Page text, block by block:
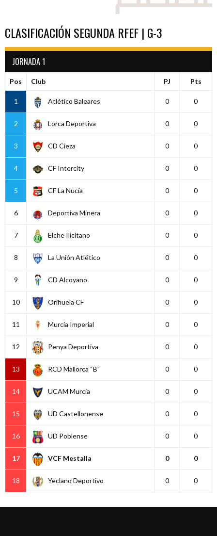
CLASIFICACIÓN SEGUNDA RFEF | G-3
JORNADA 1
Pos Club PJ Pts
1 Atlético Baleares 0 0
2 Lorca Deportiva 0 0
3 CD Cieza 0 0
4 CF Intercity 0 0
5 CF La Nucía 0 0
6 Deportiva Minera 0 0
7 Elche Ilicitano 0 0
8 La Unión Atlético 0 0
9 CD Alcoyano 0 0
10 Orihuela CF 0 0
11 Murcia Imperial 0 0
12 Penya Deportiva 0 0
13 RCD Mallorca “B” 0 0
14 UCAM Murcia 0 0
15 UD Castellonense 0 0
16 UD Poblense 0 0
17 VCF Mestalla 0 0
18 Yeclano Deportivo 0 0